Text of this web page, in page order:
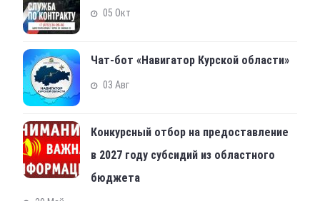
05 Окт
Чат-бот «Навигатор Курской области»
03 Авг
Конкурсный отбор на предоставление
в 2027 году субсидий из областного
бюджета